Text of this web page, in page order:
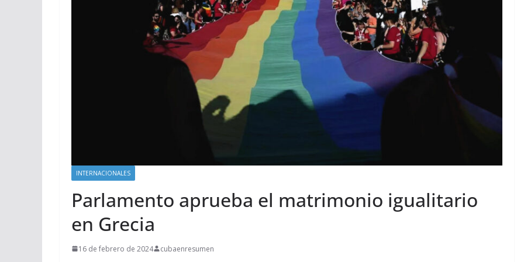
INTERNACIONALES
Parlamento aprueba el matrimonio igualitario
en Grecia
16 de febrero de 2024 cubaenresumen